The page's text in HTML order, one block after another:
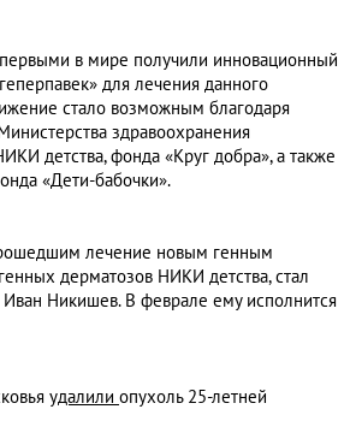
в мире получили инновационный
для лечения данного
стало возможным благодаря
здравоохранения
детства, фонда «Круг добра», а также
«Дети-бабочки».
лечение новым генным
дерматозов НИКИ детства, стал
Никишев. В феврале ему исполнится
удалили опухоль 25-летней